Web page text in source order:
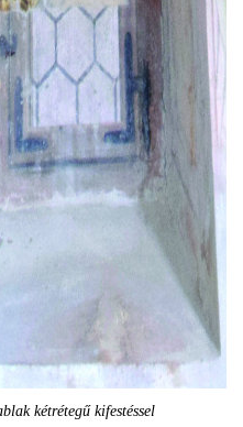
kétrétegű kifestéssel